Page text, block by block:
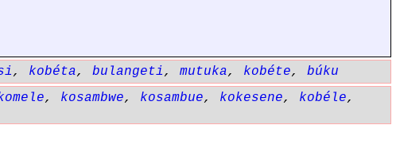
, kobéta, bulangeti, mutuka, kobéte, búku
, kosambwe, kosambue, kokesene, kobéle,